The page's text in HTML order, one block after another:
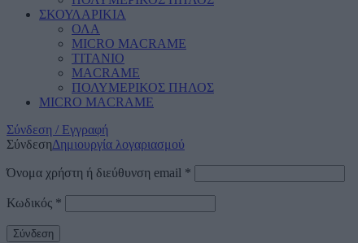
ΣΚΟΥΛΑΡΙΚΙΑ
ΟΛΑ
MICRO MACRAME
ΤΙΤΑΝΙΟ
MACRAME
ΠΟΛΥΜΕΡΙΚΟΣ ΠΗΛΟΣ
MICRO MACRAME
Σύνδεση / Εγγραφή
ΣύνδεσηΔημιουργία λογαριασμού
Όνομα χρήστη ή διεύθυνση email *
Κωδικός *
Σύνδεση